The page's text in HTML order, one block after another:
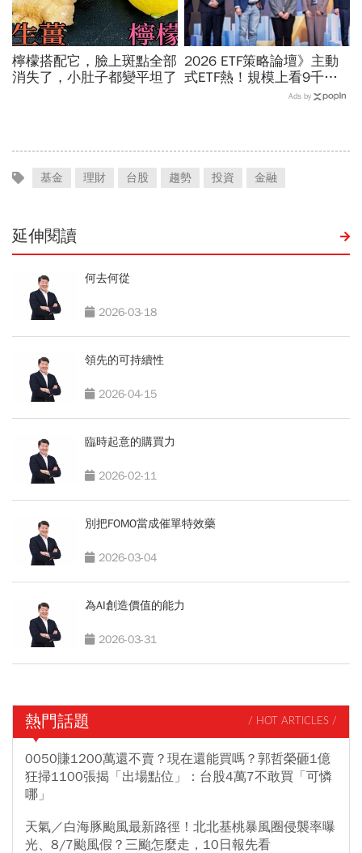
檸檬搭配它，臉上斑點全部
消失了，小肚子都變平坦了
2026 ETF策略論壇》主動
式ETF熱！規模上看9千
億，主動選股如何跑贏大
Ads by
基金 理財 台股 趨勢 投資 金融
延伸閱讀
何去何從
2026-03-18
領先的可持續性
2026-04-15
臨時起意的購買力
2026-02-11
別把FOMO當成催單特效藥
2026-03-04
為AI創造價值的能力
2026-03-31
熱門話題 / HOT ARTICLES /
0050賺1200萬還不賣？現在還能買嗎？郭哲榮砸1億
狂掃1100張揭「出場點位」：台股4萬7不敢買「可憐
哪」
天氣／白海豚颱風最新路徑！北北基桃暴風圈侵襲率曝
光、8/7颱風假？三颱怎麼走，10日報先看